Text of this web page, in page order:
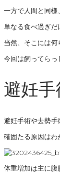
一方で人間と同様
単なる食べ過ぎだ
当然、そこには何
今回は飼ってらっ
避妊
避妊手術や去勢手
確固たる原因はわ
体重増加は主に腹